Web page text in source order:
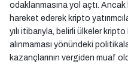
odaklanmasına yol açtı. Ancak
hareket ederek kripto
yılı itibarıyla, belirli ülkeler
alınmaması yönündeki
kazançlarının vergiden muaf